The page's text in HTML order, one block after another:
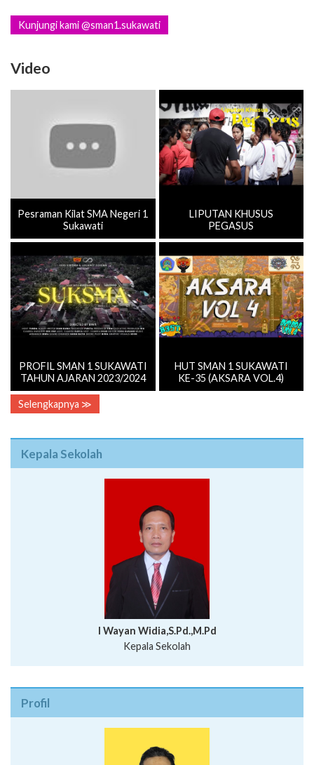
Kunjungi kami @sman1.sukawati
Video
Pesraman Kilat SMA Negeri 1
Sukawati
LIPUTAN KHUSUS
PEGASUS
PROFIL SMAN 1 SUKAWATI
TAHUN AJARAN 2023/2024
HUT SMAN 1 SUKAWATI
KE-35 (AKSARA VOL.4)
Selengkapnya ≫
Kepala Sekolah
I Wayan Widia,S.Pd.,M.Pd
Kepala Sekolah
Profil